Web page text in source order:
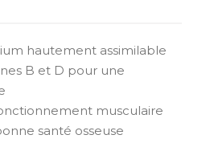
hautement assimilable
B et D pour une
musculaire
santé osseuse